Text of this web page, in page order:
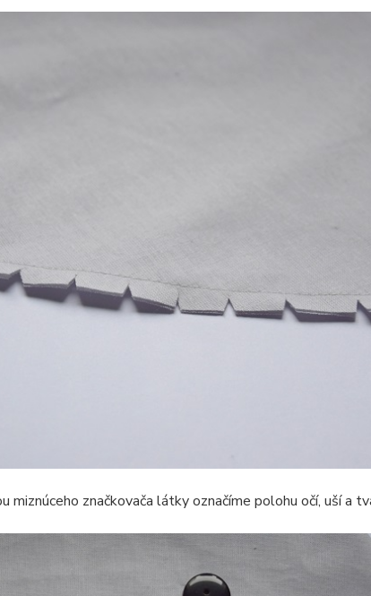
miznúceho značkovača látky označíme polohu očí, uší a